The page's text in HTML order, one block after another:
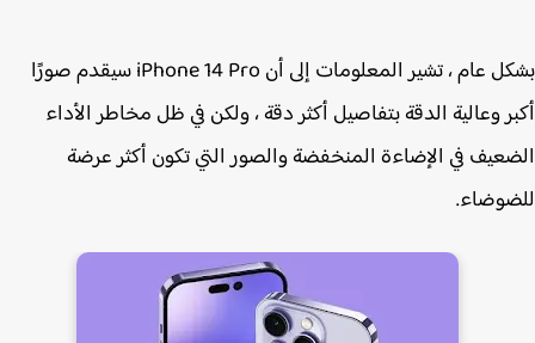
بشكل عام ، تشير المعلومات إلى أن iPhone 14 Pro‌ سيقدم صورًا
وعالية الدقة بتفاصيل أكثر دقة ، ولكن في ظل مخاطر الأداء
في الإضاءة المنخفضة والصور التي تكون أكثر عرضة